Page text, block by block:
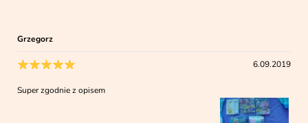
Grzegorz
6.09.2019
Super zgodnie z opisem